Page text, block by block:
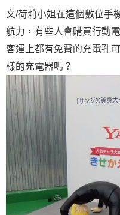
文/荷莉小姐在這個數位手
航力，有些人會購買行動
客運上都有免費的充電孔
樣的充電器嗎？